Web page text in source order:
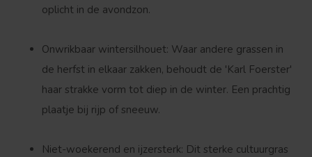
oplicht in de avondzon.
Onwrikbaar wintersilhouet: Waar andere grassen in
de herfst in elkaar zakken, behoudt de 'Karl Foerster'
haar strakke vorm tot diep in de winter. Een prachtig
plaatje bij rijp of sneeuw.
Niet-woekerend en ijzersterk: Dit sterke cultuurgras
Bolvorm Verspreide vorm